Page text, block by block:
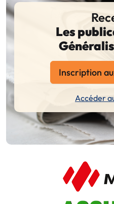
Les
Inscription
Accéder